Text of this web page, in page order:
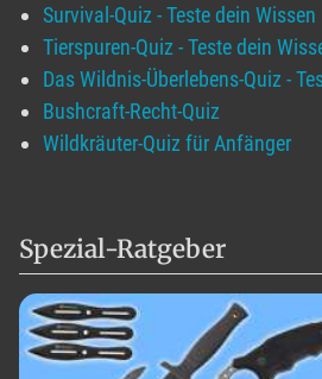
Survival-Quiz - Teste dein
Tierspuren-Quiz - Teste dein
Das Wildnis-Überlebens-Quiz -
Bushcraft-Recht-Quiz
Wildkräuter-Quiz für Anfänger
Spezial-Ratgeber